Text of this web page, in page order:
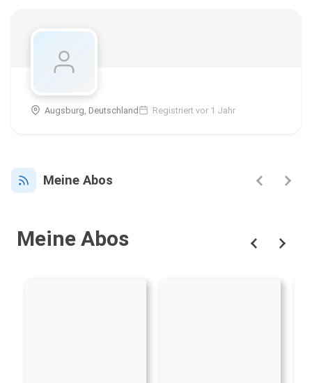
Augsburg, Deutschland Registriert vor 1 Jahr
Meine Abos
Meine Abos